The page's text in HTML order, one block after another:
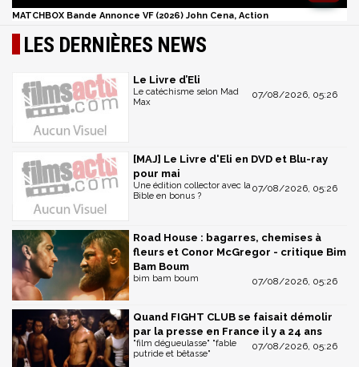
MATCHBOX Bande Annonce VF (2026) John Cena, Action
LES DERNIÈRES NEWS
Le Livre d’Eli
07/08/2026, 05:26
Le catéchisme selon Mad
Max
[MAJ] Le Livre d'Eli en DVD et Blu-ray
pour mai
07/08/2026, 05:26
Une édition collector avec la
Bible en bonus ?
Road House : bagarres, chemises à
fleurs et Conor McGregor - critique Bim
Bam Boum
07/08/2026, 05:26
bim bam boum
Quand FIGHT CLUB se faisait démolir
par la presse en France il y a 24 ans
07/08/2026, 05:26
"film dégueulasse" "fable
putride et bêtasse"